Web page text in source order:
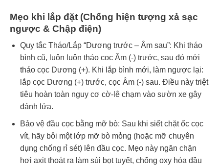
Mẹo khi lắp đặt (Chống hiện tượng xả sạc
ngược & Chập điện)
Quy tắc Tháo/Lắp “Dương trước – Âm sau”: Khi tháo
bình cũ, luôn luôn tháo cọc Âm (-) trước, sau đó mới
tháo cọc Dương (+). Khi lắp bình mới, làm ngược lại:
lắp cọc Dương (+) trước, cọc Âm (-) sau. Điều này triệt
tiêu hoàn toàn nguy cơ cờ-lê chạm vào sườn xe gây
đánh lửa.
Bảo vệ đầu cọc bằng mỡ bò: Sau khi siết chặt ốc cọc
vít, hãy bôi một lớp mỡ bò mỏng (hoặc mỡ chuyên
dụng chống rỉ sét) lên đầu cọc. Mẹo này ngăn chặn
hơi axit thoát ra làm sùi bọt tuyết, chống oxy hóa đầu